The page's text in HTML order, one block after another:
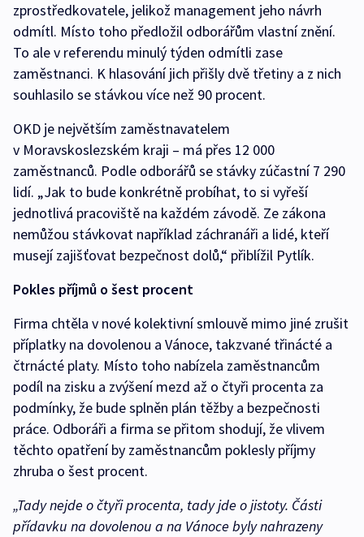
zprostředkovatele, jelikož management jeho návrh
odmítl. Místo toho předložil odborářům vlastní znění.
To ale v referendu minulý týden odmítli zase
zaměstnanci. K hlasování jich přišly dvě třetiny a z nich
souhlasilo se stávkou více než 90 procent.
OKD je největším zaměstnavatelem
v Moravskoslezském kraji – má přes 12 000
zaměstnanců. Podle odborářů se stávky zúčastní 7 290
lidí. „Jak to bude konkrétně probíhat, to si vyřeší
jednotlivá pracoviště na každém závodě. Ze zákona
nemůžou stávkovat například záchranáři a lidé, kteří
musejí zajišťovat bezpečnost dolů,“ přiblížil Pytlík.
Pokles příjmů o šest procent
Firma chtěla v nové kolektivní smlouvě mimo jiné zrušit
příplatky na dovolenou a Vánoce, takzvané třinácté a
čtrnácté platy. Místo toho nabízela zaměstnancům
podíl na zisku a zvýšení mezd až o čtyři procenta za
podmínky, že bude splněn plán těžby a bezpečnosti
práce. Odboráři a firma se přitom shodují, že vlivem
těchto opatření by zaměstnancům poklesly příjmy
zhruba o šest procent.
„Tady nejde o čtyři procenta, tady jde o jistoty. Části
přídavku na dovolenou a na Vánoce byly nahrazeny